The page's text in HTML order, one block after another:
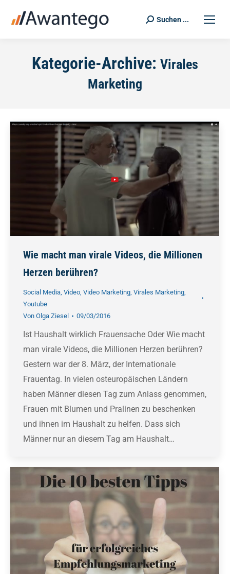
Search:
Suchen ...
Kategorie-Archive: Virales
Marketing
Wie macht man virale Videos, die Millionen
Herzen berühren?
Social Media, Video, Video Marketing, Virales Marketing,
Youtube
Von Olga Ziesel 09/03/2016
Ist Haushalt wirklich Frauensache Oder Wie macht
man virale Videos, die Millionen Herzen berühren?
Gestern war der 8. März, der Internationale
Frauentag. In vielen osteuropäischen Ländern
haben Männer diesen Tag zum Anlass genommen,
Frauen mit Blumen und Pralinen zu beschenken
und ihnen im Haushalt zu helfen. Dass sich
Männer nur an diesem Tag am Haushalt…